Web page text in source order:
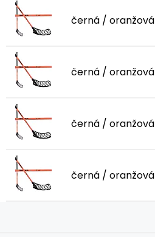
černá / oranžová
černá / oranžová
černá / oranžová
černá / oranžová